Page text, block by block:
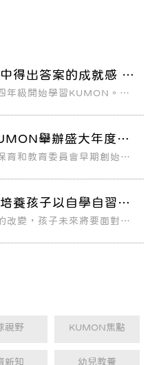
得出答案的成就感 善
管理生活
年級開始學習KUMON。因
慧老師的安排，很快地便超
度。
舉辦盛大年度會
孩子潛力的小秘訣
育和教育委員會早期創始會
幫助兒童充分發揮潛力所需
別是在日常生活方面。
養孩子以自學自習、
改變，孩子未來將要面對的
視野 KUMON焦點
新知 幼兒教養